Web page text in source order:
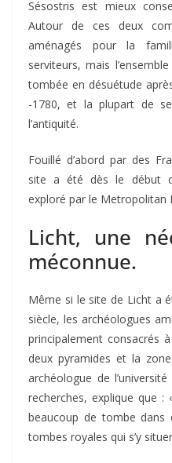
Sésostris est mieux
Autour de ces deux
aménagés pour la
serviteurs, mais
tombée en désuétude
-1780, et la plupart de
l’antiquité.
Fouillé d’abord par des
site a été dès le début
exploré par le Metropolitan
Licht, une
méconnue.
Même si le site de Licht a
siècle, les archéologues
principalement consacrés
deux pyramides et la
archéologue de
recherches, explique que
beaucoup de tombe dans
tombes royales qui s’y